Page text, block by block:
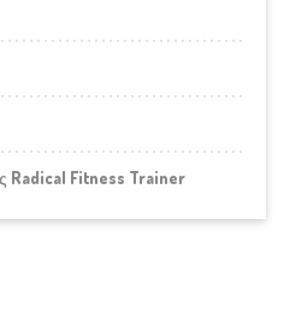
Radical Fitness Trainer